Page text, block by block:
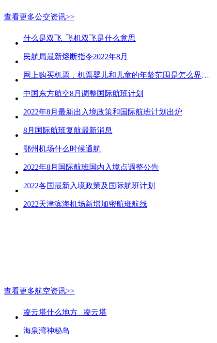
查看更多公交资讯>>
什么是双飞_飞机双飞是什么意思
民航局最新熔断指令2022年8月
网上购买机票，机票婴儿和儿童的年龄范围是怎么界定的？
中国东方航空8月调整国际航班计划
2022年8月最新出入境政策和国际航班计划出炉
8月国际航班复航最新消息
鄂州机场什么时候通航
2022年8月国际航班国内入境点调整公告
2022各国最新入境政策及国际航班计划
2022天津滨海机场新增加密航班航线
查看更多航空资讯>>
凌云塔什么地方_ 凌云塔
海泉湾神秘岛